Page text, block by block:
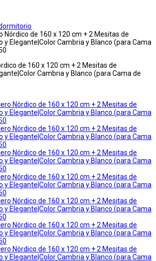
Nórdico de 160 x 120 cm + 2 Mesitas de
y Elegante|Color Cambria y Blanco (para Cama